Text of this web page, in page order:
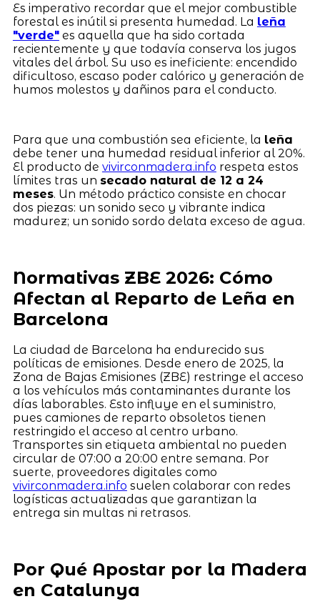
Es imperativo recordar que el mejor combustible
forestal es inútil si presenta humedad. La leña
"verde"es aquella que ha sido cortada
recientemente y que todavía conserva los jugos
vitales del árbol. Su uso es ineficiente: encendido
dificultoso, escaso poder calórico y generación de
humos molestos y dañinos para el conducto.
Para que una combustión sea eficiente, la leña
debe tener una humedad residual inferior al 20%.
El producto de vivirconmadera.info respeta estos
límites tras un secado natural de 12 a 24
meses. Un método práctico consiste en chocar
dos piezas: un sonido seco y vibrante indica
madurez; un sonido sordo delata exceso de agua.
Normativas ZBE 2026: Cómo
Afectan al Reparto de Leña en
Barcelona
La ciudad de Barcelona ha endurecido sus
políticas de emisiones. Desde enero de 2025, la
Zona de Bajas Emisiones (ZBE) restringe el acceso
a los vehículos más contaminantes durante los
días laborables. Esto influye en el suministro,
pues camiones de reparto obsoletos tienen
restringido el acceso al centro urbano.
Transportes sin etiqueta ambiental no pueden
circular de 07:00 a 20:00 entre semana. Por
suerte, proveedores digitales como
vivirconmadera.info suelen colaborar con redes
logísticas actualizadas que garantizan la
entrega sin multas ni retrasos.
Por Qué Apostar por la Madera
en Catalunya